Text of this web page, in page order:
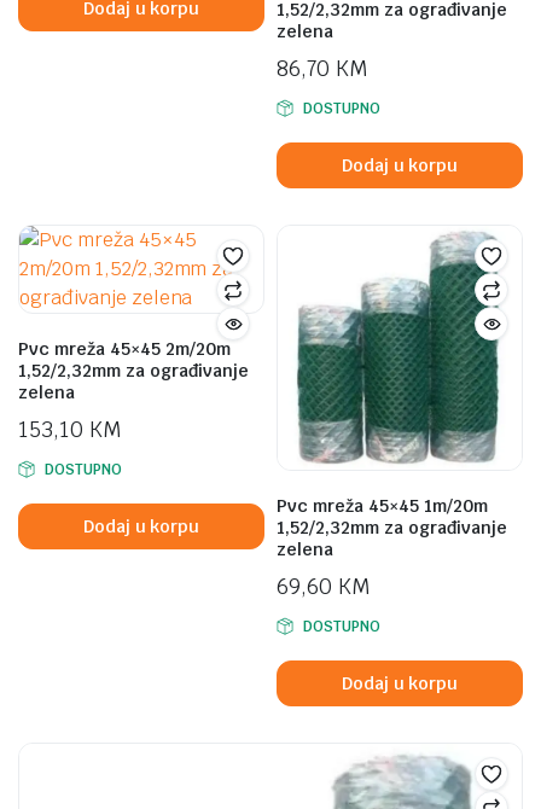
Dodaj u korpu
1,52/2,32mm za ograđivanje
zelena
86,70 KM
DOSTUPNO
Dodaj u korpu
Pvc mreža 45×45 2m/20m
1,52/2,32mm za ograđivanje
zelena
153,10 KM
DOSTUPNO
Dodaj u korpu
Pvc mreža 45×45 1m/20m
1,52/2,32mm za ograđivanje
zelena
69,60 KM
DOSTUPNO
Dodaj u korpu